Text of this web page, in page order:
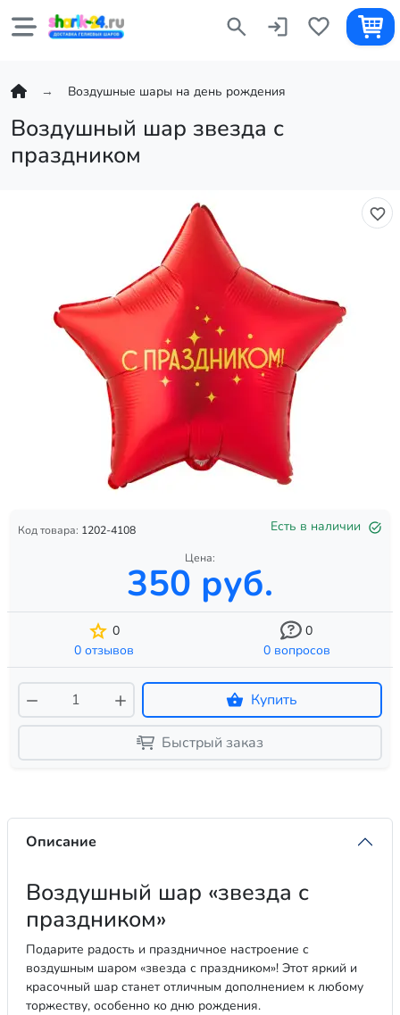
Воздушные шары на день рождения
Воздушный шар звезда с
праздником
Код товара: 1202-4108 Есть в наличии
Цена:
350 руб.
0
0 отзывов
0
0 вопросов
Купить
Быстрый заказ
Описание
Воздушный шар «звезда с
праздником»
Подарите радость и праздничное настроение с
воздушным шаром «звезда с праздником»! Этот яркий и
красочный шар станет отличным дополнением к любому
торжеству, особенно ко дню рождения.